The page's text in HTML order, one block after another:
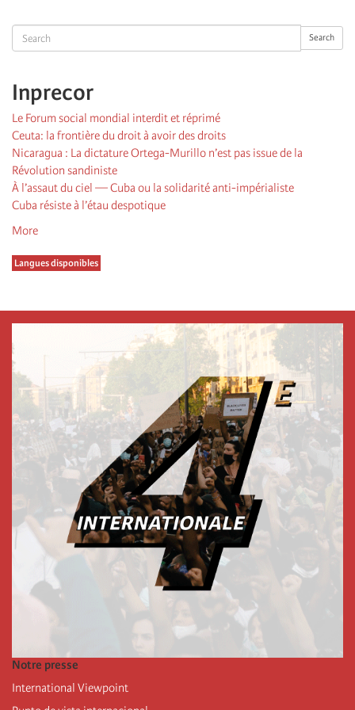
Search Search
Inprecor
Le Forum social mondial interdit et réprimé
Ceuta: la frontière du droit à avoir des droits
Nicaragua : La dictature Ortega-Murillo n’est pas issue de la
Révolution sandiniste
À l’assaut du ciel — Cuba ou la solidarité anti-impérialiste
Cuba résiste à l’étau despotique
More
Langues disponibles
Notre presse
International Viewpoint